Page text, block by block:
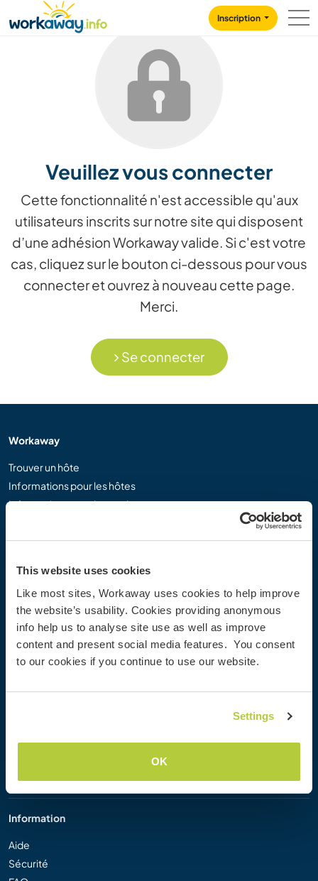
This website uses cookies
Like most sites, Workaway uses cookies to help improve
the website’s usability. Cookies providing anonymous
info help us to analyse site use as well as improve
content and present social media features. You consent
to our cookies if you continue to use our website.
Settings
OK
CONTENT
MAIN NAVIGATION
Inscription
Veuillez vous connecter
Cette fonctionnalité n'est accessible qu'aux
utilisateurs inscrits sur notre site qui disposent
d’une adhésion Workaway valide. Si c'est votre
cas, cliquez sur le bouton ci-dessous pour vous
connecter et ouvrez à nouveau cette page.
Merci.
Se connecter
Workaway
Trouver un hôte
Informations pour les hôtes
Informations pour les workawayers
S'inscrire comme hôte
Réductions et partenaires
Workaway Blog
Galerie de photos Workaway
Information
Aide
Sécurité